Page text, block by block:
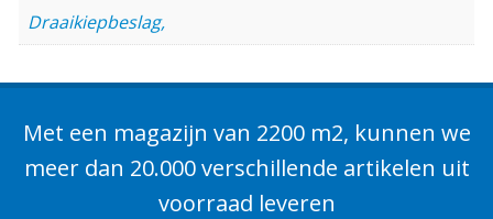
Draaikiepbeslag,
Met een magazijn van 2200 m2, kunnen we
meer dan 20.000 verschillende artikelen uit
voorraad leveren